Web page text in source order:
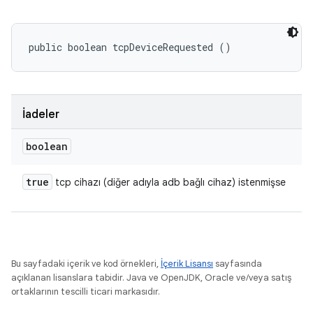
public boolean tcpDeviceRequested ()
İadeler
boolean
true tcp cihazı (diğer adıyla adb bağlı cihaz) istenmişse
Bu sayfadaki içerik ve kod örnekleri, İçerik Lisansı sayfasında
açıklanan lisanslara tabidir. Java ve OpenJDK, Oracle ve/veya satış
ortaklarının tescilli ticari markasıdır.